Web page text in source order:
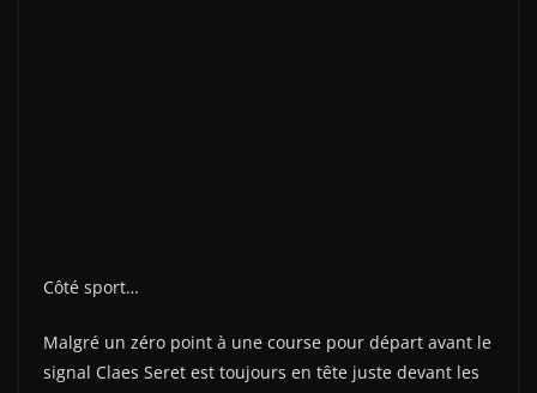
Côté sport…
Malgré un zéro point à une course pour départ avant le
signal Claes Seret est toujours en tête juste devant les